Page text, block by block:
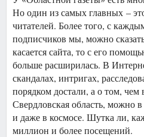
Но один из самых главных –
читателей. Более того, с
подписчиков мы, можно
касается сайта, то с его
больше расширилась. В
скандалах, интригах,
порядком достали, а о том, чем
Свердловская область, можно
и даже в космосе. Шутка ли,
миллион и более посещений.